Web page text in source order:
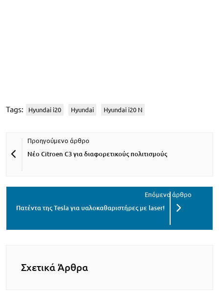
Tags: Hyundai i20 Hyundai Hyundai i20 N
Νέο Citroen C3 για διαφορετικούς πολιτισμούς
Πατέντα της Tesla για υαλοκαθαριστήρες με laser!
Σχετικά Άρθρα